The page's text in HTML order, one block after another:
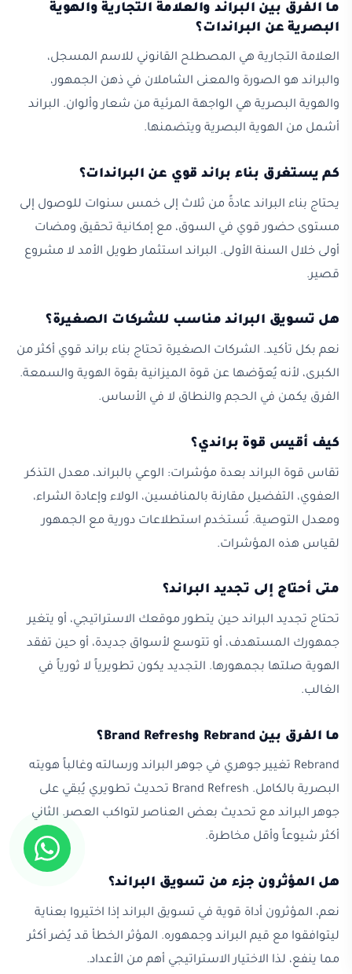
ما الفرق بين البراند والعلامة التجارية والهوية
البصرية عن البراندات؟
العلامة التجارية هي المصطلح القانوني للاسم المسجل،
والبراند هو الصورة والمعنى الشاملان في ذهن الجمهور،
والهوية البصرية هي الواجهة المرئية من شعار وألوان. البراند
أشمل من الهوية البصرية ويتضمنها.
كم يستغرق بناء براند قوي عن البراندات؟
يحتاج بناء البراند عادةً من ثلاث إلى خمس سنوات للوصول إلى
مستوى حضور قوي في السوق، مع إمكانية تحقيق ومضات
أولى خلال السنة الأولى. البراند استثمار طويل الأمد لا مشروع
قصير.
هل تسويق البراند مناسب للشركات الصغيرة؟
نعم بكل تأكيد. الشركات الصغيرة تحتاج بناء براند قوي أكثر من
الكبرى، لأنه يُعوّضها عن قوة الميزانية بقوة الهوية والسمعة.
الفرق يكمن في الحجم والنطاق لا في الأساس.
كيف أقيس قوة براندي؟
تقاس قوة البراند بعدة مؤشرات: الوعي بالبراند، معدل التذكر
العفوي، التفضيل مقارنة بالمنافسين، الولاء وإعادة الشراء،
ومعدل التوصية. تُستخدم استطلاعات دورية مع الجمهور
لقياس هذه المؤشرات.
متى أحتاج إلى تجديد البراند؟
تحتاج تجديد البراند حين يتطور موقعك الاستراتيجي، أو يتغير
جمهورك المستهدف، أو تتوسع لأسواق جديدة، أو حين تفقد
الهوية صلتها بجمهورها. التجديد يكون تطويرياً لا ثورياً في
الغالب.
ما الفرق بين Rebrand وBrand Refresh؟
Rebrand تغيير جوهري في جوهر البراند ورسالته وغالباً هويته
البصرية بالكامل. Brand Refresh تحديث تطويري يُبقي على
جوهر البراند مع تحديث بعض العناصر لتواكب العصر. الثاني
أكثر شيوعاً وأقل مخاطرة.
هل المؤثرون جزء من تسويق البراند؟
نعم، المؤثرون أداة قوية في تسويق البراند إذا اختيروا بعناية
ليتوافقوا مع قيم البراند وجمهوره. المؤثر الخطأ قد يُضر أكثر
مما ينفع، لذا الاختيار الاستراتيجي أهم من الأعداد.